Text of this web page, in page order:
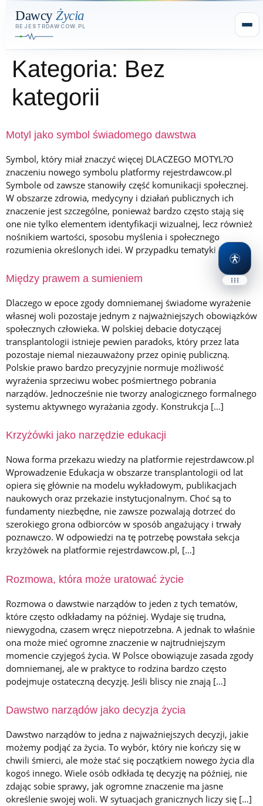
Kategoria: Bez
kategorii
Motyl jako symbol świadomego dawstwa
Symbol, który miał znaczyć więcej DLACZEGO MOTYL?O
znaczeniu nowego symbolu platformy rejestrdawcow.pl
Symbole od zawsze stanowiły część komunikacji społecznej.
W obszarze zdrowia, medycyny i działań publicznych ich
znaczenie jest szczególne, ponieważ bardzo często stają się
one nie tylko elementem identyfikacji wizualnej, lecz również
nośnikiem wartości, sposobu myślenia i społecznego
rozumienia określonych idei. W przypadku tematyki […]
Między prawem a sumieniem
Dlaczego w epoce zgody domniemanej świadome wyrażenie
własnej woli pozostaje jednym z najważniejszych obowiązków
społecznych człowieka. W polskiej debacie dotyczącej
transplantologii istnieje pewien paradoks, który przez lata
pozostaje niemal niezauważony przez opinię publiczną.
Polskie prawo bardzo precyzyjnie normuje możliwość
wyrażenia sprzeciwu wobec pośmiertnego pobrania
narządów. Jednocześnie nie tworzy analogicznego formalnego
systemu aktywnego wyrażania zgody. Konstrukcja […]
Krzyżówki jako narzędzie edukacji
Nowa forma przekazu wiedzy na platformie rejestrdawcow.pl
Wprowadzenie Edukacja w obszarze transplantologii od lat
opiera się głównie na modelu wykładowym, publikacjach
naukowych oraz przekazie instytucjonalnym. Choć są to
fundamenty niezbędne, nie zawsze pozwalają dotrzeć do
szerokiego grona odbiorców w sposób angażujący i trwały
poznawczo. W odpowiedzi na tę potrzebę powstała sekcja
krzyżówek na platformie rejestrdawcow.pl, […]
Rozmowa, która może uratować życie
Rozmowa o dawstwie narządów to jeden z tych tematów,
które często odkładamy na później. Wydaje się trudna,
niewygodna, czasem wręcz niepotrzebna. A jednak to właśnie
ona może mieć ogromne znaczenie w najtrudniejszym
momencie czyjegoś życia. W Polsce obowiązuje zasada zgody
domniemanej, ale w praktyce to rodzina bardzo często
podejmuje ostateczną decyzję. Jeśli bliscy nie znają […]
Dawstwo narządów jako decyzja życia
Dawstwo narządów to jedna z najważniejszych decyzji, jakie
możemy podjąć za życia. To wybór, który nie kończy się w
chwili śmierci, ale może stać się początkiem nowego życia dla
kogoś innego. Wiele osób odkłada tę decyzję na później, nie
zdając sobie sprawy, jak ogromne znaczenie ma jasne
określenie swojej woli. W sytuacjach granicznych liczy się […]
Panel Dostępności
CZYTANIE TEKSTU
▶
Czytaj stronę
⏸
Pauza
Tempo
Lektor
Po otwarciu panelu lista głosów
Gotowe do
TEKST
Rozmiar czcionki
Odstępy linii
Podkreślanie linków
Tryb dysleksji
WYGLĄD STRONY
◑
Kontrast
☀
Zatrzymaj animacje
Duży kursor
KOLOR TŁA STRONY